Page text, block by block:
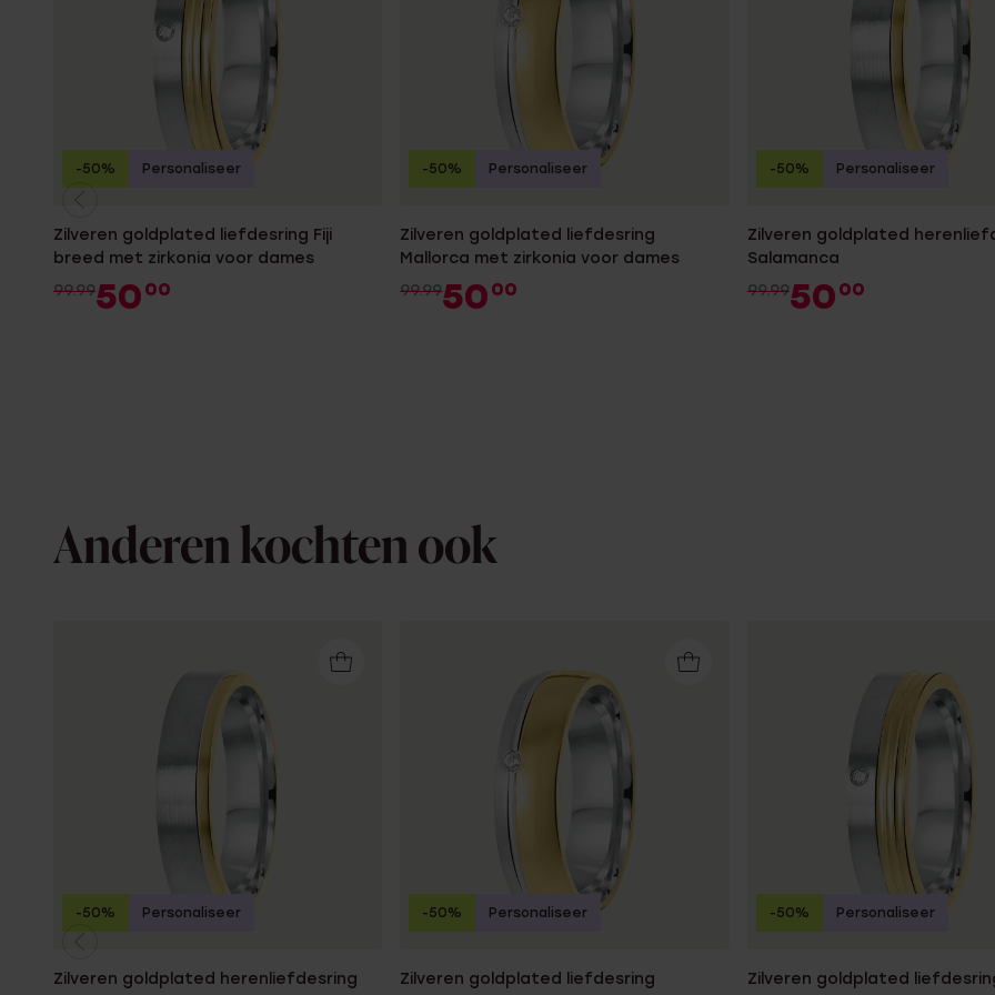
Zilveren goldplated liefdesring Fiji
breed met zirkonia voor dames
99.9950 00
-50% Personaliseer
Zilveren goldplated liefdesring
Mallorca met zirkonia voor dames
99.9950 00
-50% Personaliseer
Zilveren goldplated
Salamanca
99.9950 00
-50% Personaliseer
Anderen kochten ook
Zilveren goldplated herenliefdesring
-50% Personaliseer
Zilveren goldplated liefdesring
-50% Personaliseer
Zilveren goldplated
-50% Personaliseer